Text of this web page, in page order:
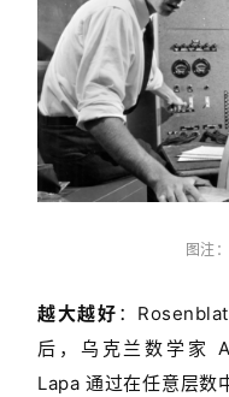
图注
越大越好 ：
后，乌克兰数学家
Lapa 通过在任意层数